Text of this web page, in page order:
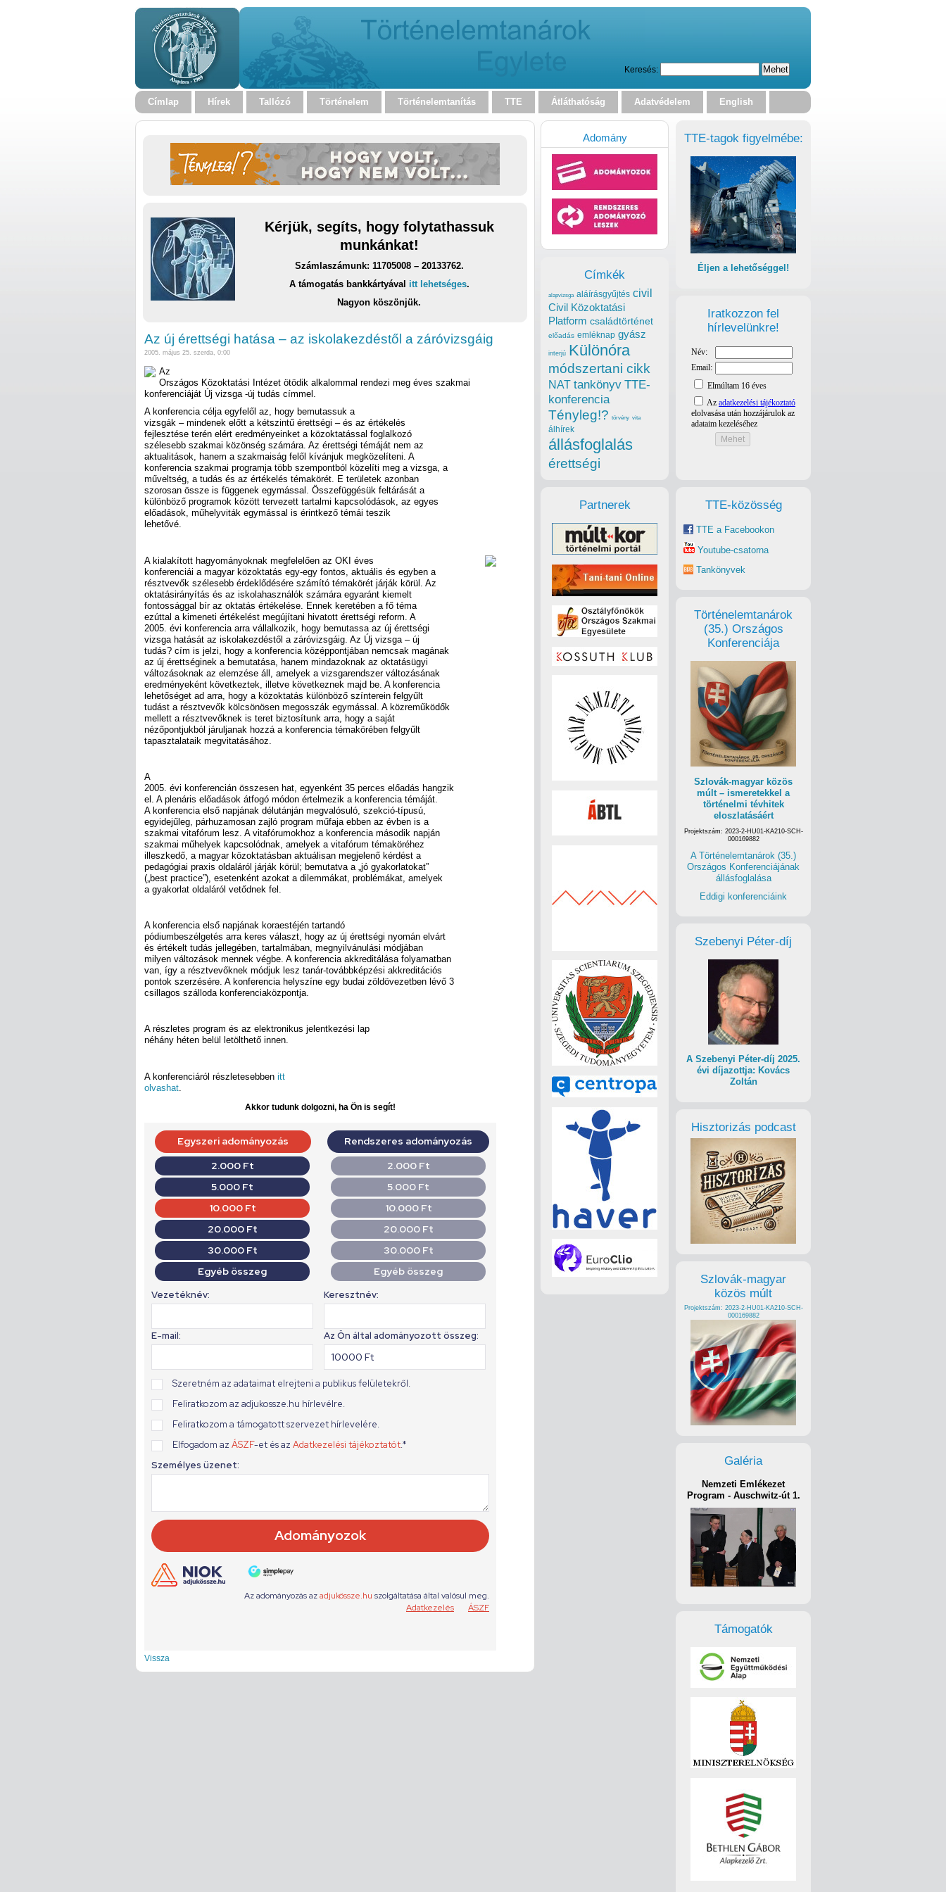
Keresés:
Címlap Hírek Tallózó Történelem Történelemtanítás TTE Átláthatóság Adatvédelem English
Kérjük, segíts, hogy folytathassuk
munkánkat!
Számlaszámunk: 11705008 – 20133762.
A támogatás bankkártyával itt lehetséges.
Nagyon köszönjük.
Az új érettségi hatása – az iskolakezdéstől a záróvizsgáig
2005. május 25. szerda, 0:00
Az
Országos Közoktatási Intézet ötödik alkalommal rendezi meg éves szakmai
konferenciáját Új vizsga -új tudás címmel.
A konferencia célja egyfelől az, hogy bemutassuk a
vizsgák – mindenek előtt a kétszintű érettségi – és az értékelés
fejlesztése terén elért eredményeinket a közoktatással foglalkozó
szélesebb szakmai közönség számára. Az érettségi témáját nem az
aktualitások, hanem a szakmaiság felől kívánjuk megközelíteni. A
konferencia szakmai programja több szempontból közelíti meg a vizsga, a
műveltség, a tudás és az értékelés témakörét. E területek azonban
szorosan össze is függenek egymással. Összefüggésük feltárását a
különböző programok között tervezett tartalmi kapcsolódások, az egyes
előadások, műhelyviták egymással is érintkező témái teszik
lehetővé.
A kialakított hagyományoknak megfelelően az OKI éves
konferenciái a magyar közoktatás egy-egy fontos, aktuális és egyben a
résztvevők szélesebb érdeklődésére számító témakörét járják körül. Az
oktatásirányítás és az iskolahasználók számára egyaránt kiemelt
fontossággal bír az oktatás értékelése. Ennek keretében a fő téma
ezúttal a kimeneti értékelést megújítani hivatott érettségi reform. A
2005. évi konferencia arra vállalkozik, hogy bemutassa az új érettségi
vizsga hatását az iskolakezdéstől a záróvizsgáig. Az Új vizsga – új
tudás? cím is jelzi, hogy a konferencia középpontjában nemcsak magának
az új érettséginek a bemutatása, hanem mindazoknak az oktatásügyi
változásoknak az elemzése áll, amelyek a vizsgarendszer változásának
eredményeként következtek, illetve következnek majd be. A konferencia
lehetőséget ad arra, hogy a közoktatás különböző színterein felgyűlt
tudást a résztvevők kölcsönösen megosszák egymással. A közreműködők
mellett a résztvevőknek is teret biztosítunk arra, hogy a saját
nézőpontjukból járuljanak hozzá a konferencia témakörében felgyűlt
tapasztalataik megvitatásához.
A
2005. évi konferencián összesen hat, egyenként 35 perces előadás hangzik
el. A plenáris előadások átfogó módon értelmezik a konferencia témáját.
A konferencia első napjának délutánján megvalósuló, szekció-típusú,
egyidejűleg, párhuzamosan zajló program műfaja ebben az évben is a
szakmai vitafórum lesz. A vitafórumokhoz a konferencia második napján
szakmai műhelyek kapcsolódnak, amelyek a vitafórum témaköréhez
illeszkedő, a magyar közoktatásban aktuálisan megjelenő kérdést a
pedagógiai praxis oldaláról járják körül; bemutatva a „jó gyakorlatokat”
(„best practice”), esetenként azokat a dilemmákat, problémákat, amelyek
a gyakorlat oldaláról vetődnek fel.
A konferencia első napjának koraestéjén tartandó
pódiumbeszélgetés arra keres választ, hogy az új érettségi nyomán elvárt
és értékelt tudás jellegében, tartalmában, megnyilvánulási módjában
milyen változások mennek végbe. A konferencia akkreditálása folyamatban
van, így a résztvevőknek módjuk lesz tanár-továbbképzési akkreditációs
pontok szerzésére. A konferencia helyszíne egy budai zöldövezetben lévő 3
csillagos szálloda konferenciaközpontja.
A részletes program és az elektronikus jelentkezési lap
néhány héten belül letölthető innen.
A konferenciáról részletesebben itt
olvashat
Akkor tudunk dolgozni, ha Ön is segít!
Vissza
TTE-tagok figyelmébe:
Éljen a lehetőséggel!
Iratkozzon fel
hírlevelünkre!
TTE-közösség
TTE a Facebookon
Youtube-csatorna
Tankönyvek
Történelemtanárok
(35.) Országos
Konferenciája
Szlovák-magyar közös
múlt – ismeretekkel a
történelmi tévhitek
eloszlatásáért
Projektszám: 2023-2-HU01-KA210-SCH-
000169882
A Történelemtanárok (35.)
Országos Konferenciájának
állásfoglalása
Eddigi konferenciáink
Szebenyi Péter-díj
A Szebenyi Péter-díj 2025.
évi díjazottja: Kovács
Zoltán
Hisztorizás podcast
Szlovák-magyar
közös múlt
Projektszám: 2023-2-HU01-KA210-SCH-
000169882
Galéria
Nemzeti Emlékezet
Program - Auschwitz-út 1.
Támogatók
Adomány
Címkék
alapvizsga aláírásgyűjtés civil
Civil Közoktatási
Platform családtörténet
előadás emléknap gyász
interjú Különóra
módszertani cikk
NAT tankönyv TTE-
konferencia
Tényleg!? törvény vita
álhírek
állásfoglalás
érettségi
Partnerek